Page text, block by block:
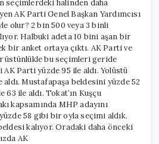
seçimlerdeki halinden daha
AK Parti Genel Başkan Yardımcısı
olur? 2 bin 500 veya 3 binli
Halbuki adeta 10 bini aşan bir
bir anket ortaya çıktı. AK Parti ve
üstünlükle bu seçimleri geride
AK Parti yüzde 95 ile aldı. Yolüstü
Mustafapaşa beldesini yüzde 52
ile aldı. Tokat’ın Kuşçu
kapsamında MHP adayını
58 gibi bir oyla seçimi aldık.
kalıyor. Oradaki daha önceki
AK